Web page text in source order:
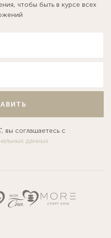
чтобы быть в курсе всех
вы соглашаетесь с
данных